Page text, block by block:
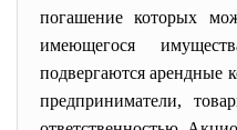
погашение которых
имеющегося
подвергаются арендные
предприниматели,